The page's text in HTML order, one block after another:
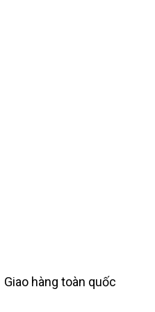
Giao hàng toàn quốc